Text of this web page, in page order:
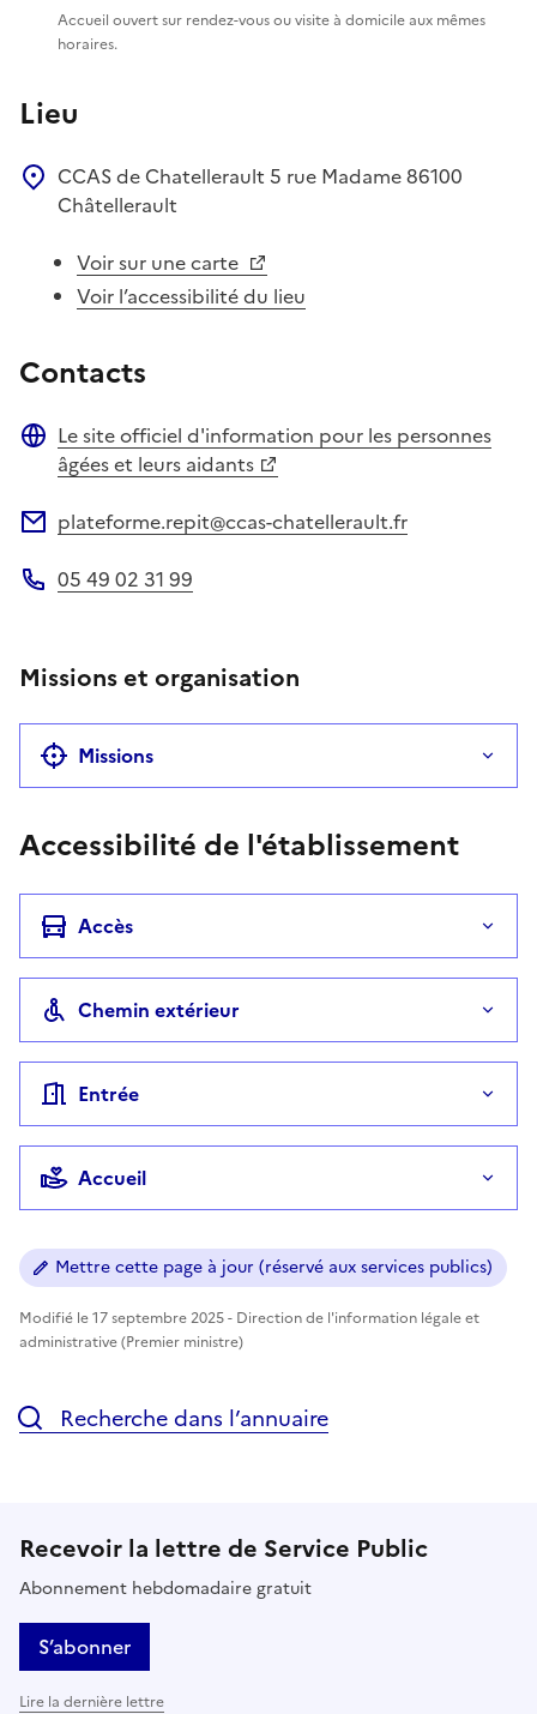
Accueil ouvert sur rendez-vous ou visite à domicile aux mêmes
horaires.
Lieu
CCAS de Chatellerault 5 rue Madame86100
Châtellerault
Voir sur une carte
Voir l’accessibilité du lieu
Contacts
Site web
Le site officiel d'information pour les personnes
âgées et leurs aidants
plateforme.repit@ccas-chatellerault.fr
05 49 02 31 99
Missions et organisation
Missions
Accessibilité de l'établissement
Accès
Chemin extérieur
Entrée
Accueil
Mettre cette page à jour (réservé aux services publics)
Modifié le 17 septembre 2025 - Direction de l'information légale et
administrative (Premier ministre)
Recherche dans l’annuaire
Recevoir la lettre de Service Public
Abonnement hebdomadaire gratuit
S’abonner
Lire la dernière lettre